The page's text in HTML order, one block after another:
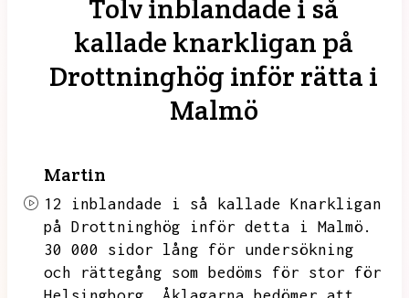
Tolv inblandade i så
kallade knarkligan på
Drottninghög inför rätta i
Malmö
Martin
12 inblandade i så kallade Knarkligan
på Drottninghög inför detta i Malmö.
30 000 sidor lång för undersökning
och rättegång som bedöms för stor för